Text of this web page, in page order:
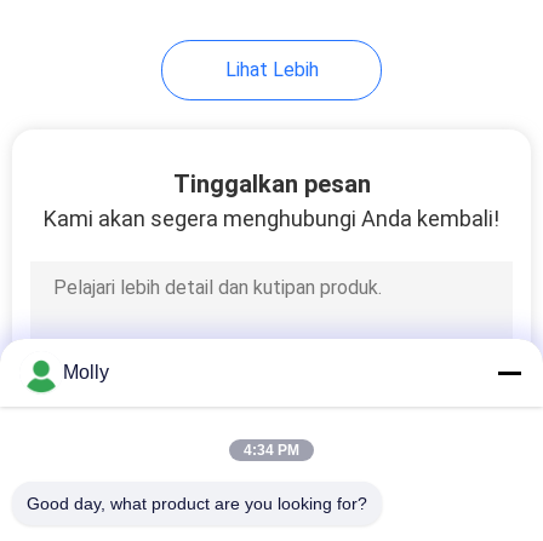
Hidrolik dermaga
Truk Palet Tangan
Lihat Lebih
Tinggalkan pesan
Kami akan segera menghubungi Anda kembali!
Molly
4:34 PM
Good day, what product are you looking for?